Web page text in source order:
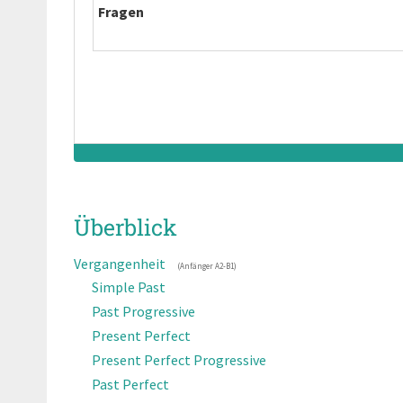
Fragen
Fragen
Verneinte Aussage
Fragen
Fragen
Überblick
Vergangenheit (AnfängerA2-B1)
Simple Past
Past Progressive
Present Perfect
Present Perfect Progressive
Past Perfect